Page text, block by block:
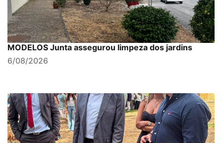
MODELOS Junta assegurou limpeza dos jardins
6/08/2026